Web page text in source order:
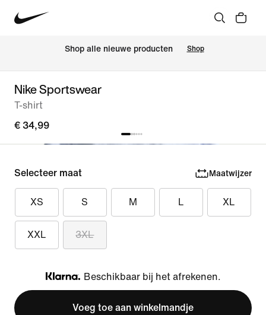
Shop alle nieuwe producten Shop
Nike Sportswear
T-shirt
€ 34,99
Selecteer maat Maatwijzer
XS S M L XL
XXL 3XL
Klarna
Beschikbaar bij het afrekenen.
Voeg toe aan winkelmandje